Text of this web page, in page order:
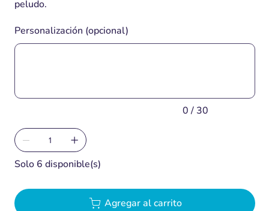
peludo.
Personalización (opcional)
30
0 / 30
Solo 6 disponible(s)
Agregar al carrito